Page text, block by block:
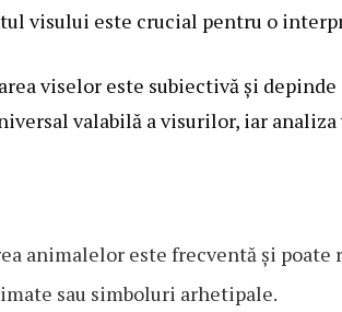
visului este crucial pentru o
viselor este subiectivă și
valabilă a visurilor, iar analiza
animalelor este frecventă și poate
sau simboluri arhetipale.